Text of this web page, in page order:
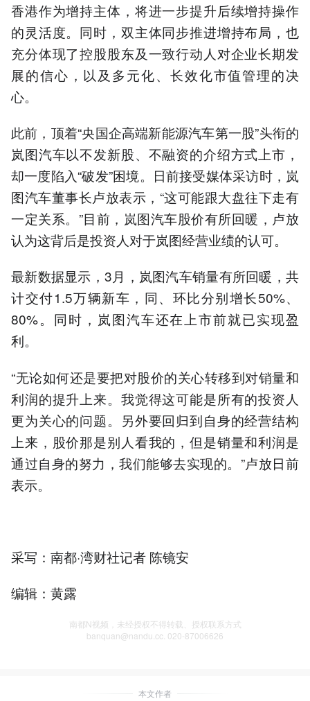
香港作为增持主体，将进一步提升后续增持操作
的灵活度。同时，双主体同步推进增持布局，也
充分体现了控股股东及一致行动人对企业长期发
展的信心，以及多元化、长效化市值管理的决
心。
此前，顶着“央国企高端新能源汽车第一股”头衔的
岚图汽车以不发新股、不融资的介绍方式上市，
却一度陷入“破发”困境。日前接受媒体采访时，岚
图汽车董事长卢放表示，“这可能跟大盘往下走有
一定关系。”目前，岚图汽车股价有所回暖，卢放
认为这背后是投资人对于岚图经营业绩的认可。
最新数据显示，3月，岚图汽车销量有所回暖，共
计交付1.5万辆新车，同、环比分别增长50%、
80%。同时，岚图汽车还在上市前就已实现盈
利。
“无论如何还是要把对股价的关心转移到对销量和
利润的提升上来。我觉得这可能是所有的投资人
更为关心的问题。另外要回归到自身的经营结构
上来，股价那是别人看我的，但是销量和利润是
通过自身的努力，我们能够去实现的。”卢放日前
表示。
采写：南都·湾财社记者 陈镜安
编辑：黄露
南都N视频，未经授权不得转载、授权联系方式
banquan@nandu.cc. 020-87006626
本文作者